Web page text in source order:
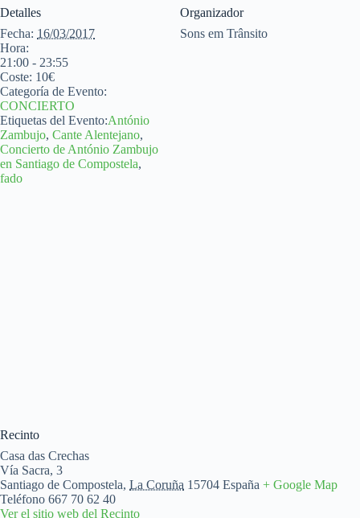
Detalles
Fecha: 16/03/2017
Hora:
21:00 - 23:55
Coste: 10€
Categoría de Evento:
CONCIERTO
Etiquetas del Evento:António
Zambujo, Cante Alentejano,
Concierto de António Zambujo
en Santiago de Compostela,
fado
Organizador
Sons em Trânsito
Recinto
Casa das Crechas
Vía Sacra, 3
Santiago de Compostela, La Coruña 15704 España + Google Map
Teléfono 667 70 62 40
Ver el sitio web del Recinto